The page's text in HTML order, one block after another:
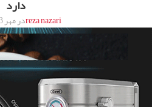
دارد
reza nazariدر مهر 3, 1401